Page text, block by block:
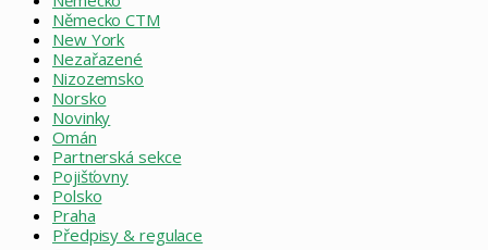
Německo CTM
New York
Nezařazené
Nizozemsko
Norsko
Novinky
Omán
Partnerská sekce
Pojišťovny
Polsko
Praha
Předpisy & regulace